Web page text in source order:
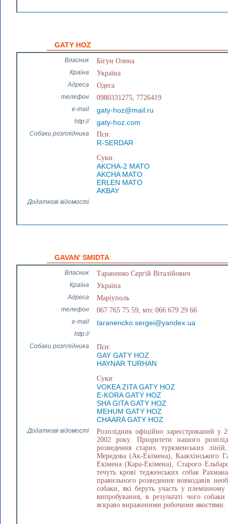
GATY HOZ
Власник Бігун Олена
Країна Україна
Адреса Одеса
телефон 0980331275, 7726419
e-mail gaty-hoz@mail.ru
http:// gaty-hoz.com
Собаки розплідника Пси:
R-SERDAR
Суки:
AKCHA-2 MATO
AKCHA MATO
ERLEN MATO
AKBAY
Додаткові відомості
GAVAN' SMIDTA
Власник Тараненко Сергій Віталійович
Країна Україна
Адреса Маріуполь
телефон 067 765 75 59, мтс 066 679 29 66
e-mail taranencko.sergei@yandex.ua
http://
Собаки розплідника
Пси:
GAY GATY HOZ
HAYNAR TURHAN
Суки:
VOKEA ZITA GATY HOZ
Е-KORA GATY HOZ
SHA GITA GATY HOZ
MEHUM GATY HOZ
CHAARA GATY HOZ
Додаткові відомості
Розплідник офіційно зареєстрований у
2002 року. Пріоритети нашого
розведення старих туркменських
Мередова (Ак-Екімена), Каакхінського
Екімена (Кара-Екімена), Старого
течуть крові тедженських собак
правильного розведення вовкодавів
собаки, які беруть участь у племінному
випробування, в результаті чого
яскраво вираженими робочими якостями.